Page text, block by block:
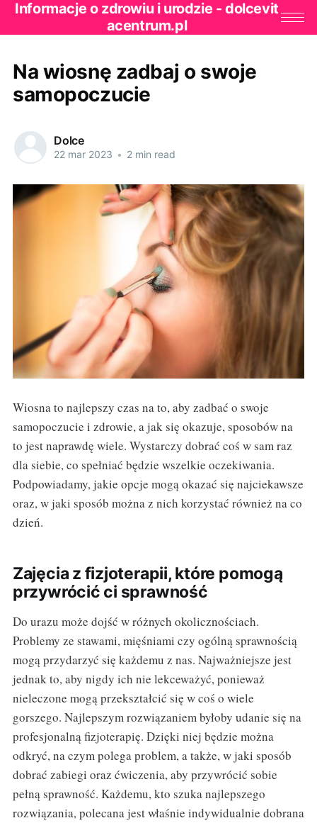
Informacje o zdrowiu i urodzie - dolcevit
acentrum.pl
Na wiosnę zadbaj o swoje
samopoczucie
Dolce
22 mar 2023 • 2 min read
Wiosna to najlepszy czas na to, aby zadbać o swoje
samopoczucie i zdrowie, a jak się okazuje, sposobów na
to jest naprawdę wiele. Wystarczy dobrać coś w sam raz
dla siebie, co spełniać będzie wszelkie oczekiwania.
Podpowiadamy, jakie opcje mogą okazać się najciekawsze
oraz, w jaki sposób można z nich korzystać również na co
dzień.
Zajęcia z fizjoterapii, które pomogą
przywrócić ci sprawność
Do urazu może dojść w różnych okolicznościach.
Problemy ze stawami, mięśniami czy ogólną sprawnością
mogą przydarzyć się każdemu z nas. Najważniejsze jest
jednak to, aby nigdy ich nie lekceważyć, ponieważ
nieleczone mogą przekształcić się w coś o wiele
gorszego. Najlepszym rozwiązaniem byłoby udanie się na
profesjonalną fizjoterapię. Dzięki niej będzie można
odkryć, na czym polega problem, a także, w jaki sposób
dobrać zabiegi oraz ćwiczenia, aby przywrócić sobie
pełną sprawność. Każdemu, kto szuka najlepszego
rozwiązania, polecana jest właśnie indywidualnie dobrana